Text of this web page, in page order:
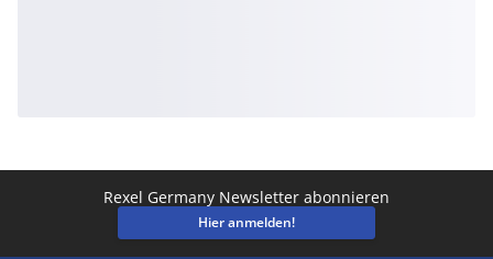
Rexel Germany Newsletter abonnieren
Hier anmelden!